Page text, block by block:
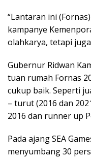
“Lantaran ini
kampanye
olahkarya, tetapi
Gubernur Ridwan
tuan rumah Fornas
cukup baik. Seperti
– turut (2016 dan
2016 dan runner up
Pada ajang SEA
menyumbang 30